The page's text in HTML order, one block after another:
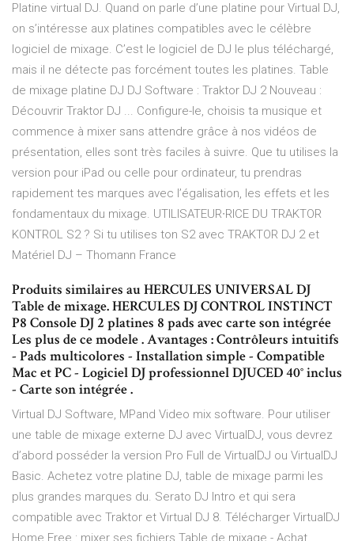
Platine virtual DJ. Quand on parle d’une platine pour Virtual DJ,
on s’intéresse aux platines compatibles avec le célèbre
logiciel de mixage. C’est le logiciel de DJ le plus téléchargé,
mais il ne détecte pas forcément toutes les platines. Table
de mixage platine DJ DJ Software : Traktor DJ 2 Nouveau :
Découvrir Traktor DJ ... Configure-le, choisis ta musique et
commence à mixer sans attendre grâce à nos vidéos de
présentation, elles sont très faciles à suivre. Que tu utilises la
version pour iPad ou celle pour ordinateur, tu prendras
rapidement tes marques avec l’égalisation, les effets et les
fondamentaux du mixage. UTILISATEUR∙RICE DU TRAKTOR
KONTROL S2 ? Si tu utilises ton S2 avec TRAKTOR DJ 2 et
Matériel DJ – Thomann France
Produits similaires au HERCULES UNIVERSAL DJ
Table de mixage. HERCULES DJ CONTROL INSTINCT
P8 Console DJ 2 platines 8 pads avec carte son intégrée
Les plus de ce modele . Avantages : Contrôleurs intuitifs
- Pads multicolores - Installation simple - Compatible
Mac et PC - Logiciel DJ professionnel DJUCED 40° inclus
- Carte son intégrée .
Virtual DJ Software, MPand Video mix software. Pour utiliser
une table de mixage externe DJ avec VirtualDJ, vous devrez
d’abord posséder la version Pro Full de VirtualDJ ou VirtualDJ
Basic. Achetez votre platine DJ, table de mixage parmi les
plus grandes marques du. Serato DJ Intro et qui sera
compatible avec Traktor et Virtual DJ 8. Télécharger VirtualDJ